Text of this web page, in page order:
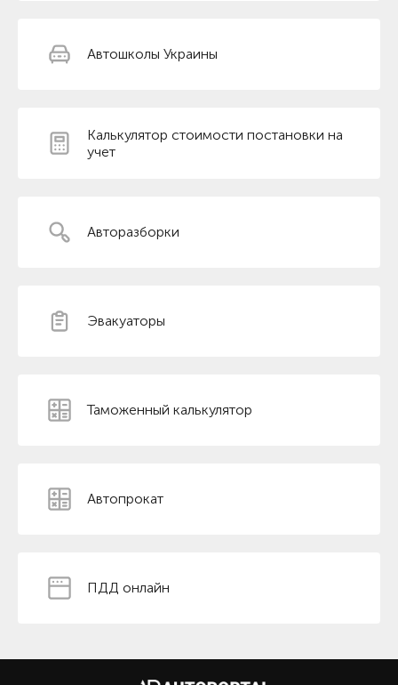
Автошколы Украины
Калькулятор стоимости постановки на
учет
Авторазборки
Эвакуаторы
Таможенный калькулятор
Автопрокат
ПДД онлайн